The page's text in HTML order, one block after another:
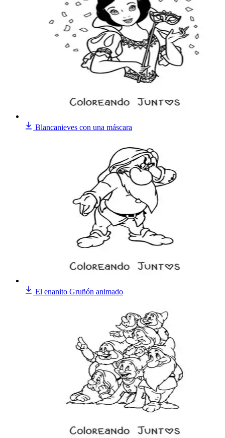
Blancanieves con una máscara
El enanito Gruñón animado